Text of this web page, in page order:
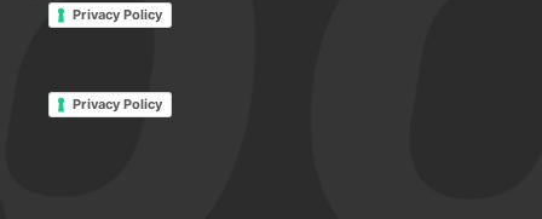
Privacy Policy
Privacy Policy